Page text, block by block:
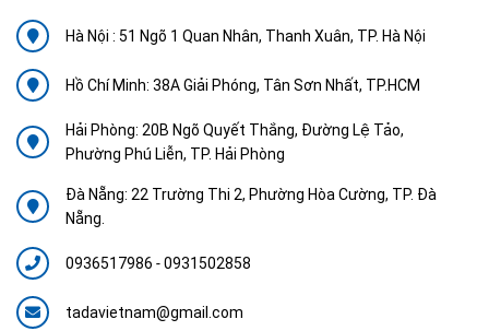
Hà Nội : 51 Ngõ 1 Quan Nhân, Thanh Xuân, TP. Hà Nội
Hồ Chí Minh: 38A Giải Phóng, Tân Sơn Nhất, TP.HCM
Hải Phòng: 20B Ngõ Quyết Thắng, Đường Lệ Tảo,
Phường Phú Liễn, TP. Hải Phòng
Đà Nẵng: 22 Trường Thi 2, Phường Hòa Cường, TP. Đà
Nẵng.
0936517986 -0931502858
tadavietnam@gmail.com